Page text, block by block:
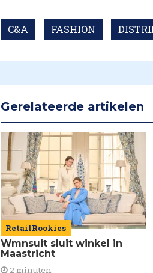
C&A FASHION
Gerelateerde artikelen
RetailRookies
Wmnsuit sluit winkel in
Maastricht
2 minuten